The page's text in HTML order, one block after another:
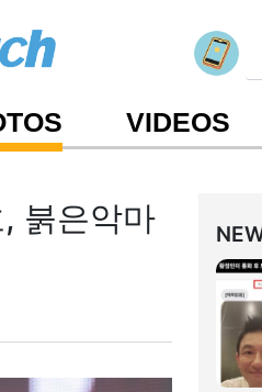
VIDEOS
붉은악마